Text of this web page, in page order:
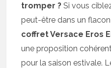
tromper ? Si vous
peut-être dans un
coffret Versace Eros
une proposition
pour la saison estivale.